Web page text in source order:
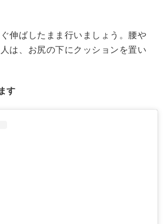
伸ばしたまま行いましょう。腰や
は、お尻の下にクッションを置い
す